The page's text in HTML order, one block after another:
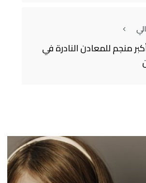
منجم للمعادن النادرة في